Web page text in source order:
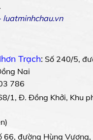
luatminhchau.vn
Trạch: Số 240/5,
Nai
786
1, Đ. Đồng Khởi, Khu
66, đường Hùng